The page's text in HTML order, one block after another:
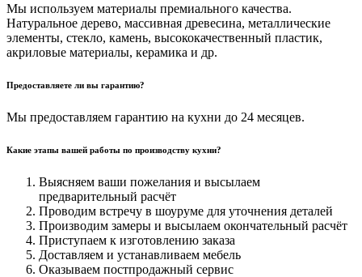
Мы используем материалы премиального качества.
Натуральное дерево, массивная древесина, металлические
элементы, стекло, камень, высококачественный пластик,
акриловые материалы, керамика и др.
Предоставляете ли вы гарантию?
Мы предоставляем гарантию на кухни до 24 месяцев.
Какие этапы вашей работы по производству кухни?
Выясняем ваши пожелания и высылаем
предварительный расчёт
Проводим встречу в шоуруме для уточнения деталей
Производим замеры и высылаем окончательный расчёт
Приступаем к изготовлению заказа
Доставляем и устанавливаем мебель
Оказываем постпродажный сервис